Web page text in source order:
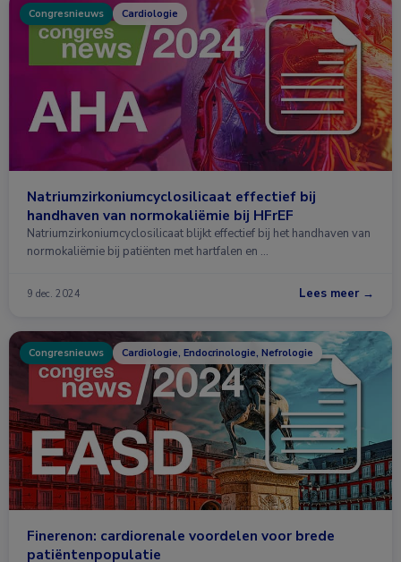
Congresnieuws Cardiologie
Natriumzirkoniumcyclosilicaat effectief bij
handhaven van normokaliëmie bij HFrEF
Natriumzirkoniumcyclosilicaat blijkt effectief bij het handhaven van
normokaliëmie bij patiënten met hartfalen en …
9 dec. 2024 Lees meer →
Congresnieuws Cardiologie, Endocrinologie, Nefrologie
Finerenon: cardiorenale voordelen voor brede
patiëntenpopulatie